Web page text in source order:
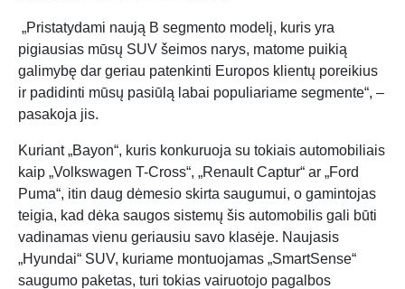
„Pristatydami naują B segmento modelį, kuris yra
pigiausias mūsų SUV šeimos narys, matome puikią
galimybę dar geriau patenkinti Europos klientų poreikius
ir padidinti mūsų pasiūlą labai populiariame segmente“, –
pasakoja jis.
Kuriant „Bayon“, kuris konkuruoja su tokiais automobiliais
kaip „Volkswagen T-Cross“, „Renault Captur“ ar „Ford
Puma“, itin daug dėmesio skirta saugumui, o gamintojas
teigia, kad dėka saugos sistemų šis automobilis gali būti
vadinamas vienu geriausiu savo klasėje. Naujasis
„Hyundai“ SUV, kuriame montuojamas „SmartSense“
saugumo paketas, turi tokias vairuotojo pagalbos